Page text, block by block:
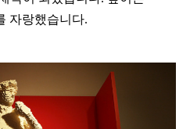
자랑했습니다.